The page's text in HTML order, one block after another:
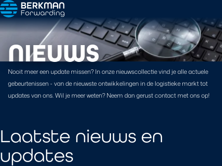
NIEUWS
Nooit meer een update missen? In onze nieuwscollectie vind je alle actuele
gebeurtenissen - van de nieuwste ontwikkelingen in de logistieke markt tot
updates van ons. Wil je meer weten? Neem dan gerust contact met ons op!
Laatste nieuws en
updates